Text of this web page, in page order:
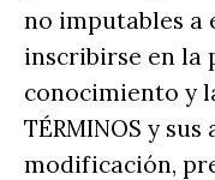
no imputables a
inscribirse en la
conocimiento y
TÉRMINOS y
modificación,